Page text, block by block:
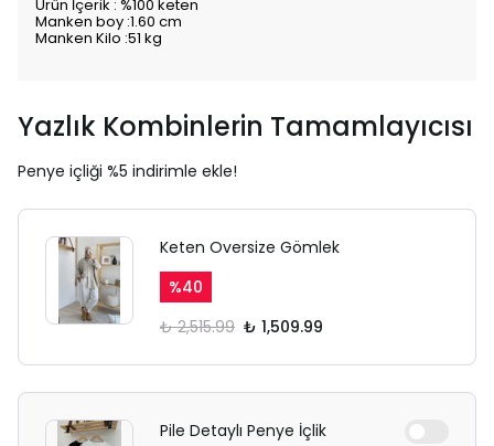
Ürün İçerik : %100 keten
Manken boy :1.60 cm
Manken Kilo :51 kg
Yazlık Kombinlerin Tamamlayıcısı
Penye içliği %5 indirimle ekle!
Keten Oversize Gömlek
%40
₺ 2,515.99 ₺ 1,509.99
Pile Detaylı Penye İçlik